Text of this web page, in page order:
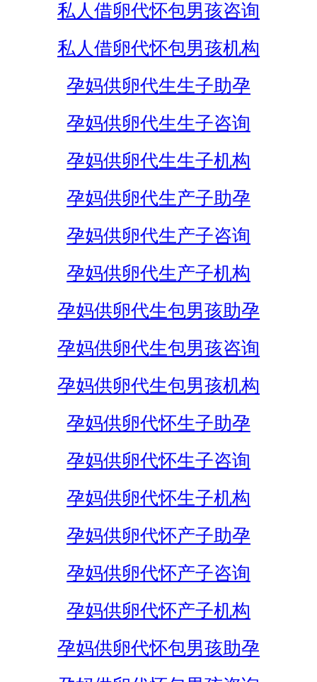
私人借卵代怀包男孩咨询
私人借卵代怀包男孩机构
孕妈供卵代生生子助孕
孕妈供卵代生生子咨询
孕妈供卵代生生子机构
孕妈供卵代生产子助孕
孕妈供卵代生产子咨询
孕妈供卵代生产子机构
孕妈供卵代生包男孩助孕
孕妈供卵代生包男孩咨询
孕妈供卵代生包男孩机构
孕妈供卵代怀生子助孕
孕妈供卵代怀生子咨询
孕妈供卵代怀生子机构
孕妈供卵代怀产子助孕
孕妈供卵代怀产子咨询
孕妈供卵代怀产子机构
孕妈供卵代怀包男孩助孕